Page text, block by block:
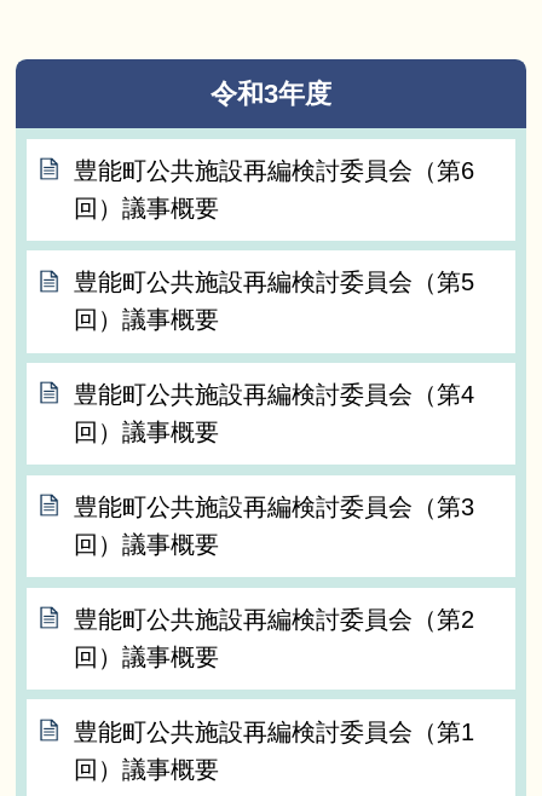
令和3年度
豊能町公共施設再編検討委員会（第6
回）議事概要
豊能町公共施設再編検討委員会（第5
回）議事概要
豊能町公共施設再編検討委員会（第4
回）議事概要
豊能町公共施設再編検討委員会（第3
回）議事概要
豊能町公共施設再編検討委員会（第2
回）議事概要
豊能町公共施設再編検討委員会（第1
回）議事概要